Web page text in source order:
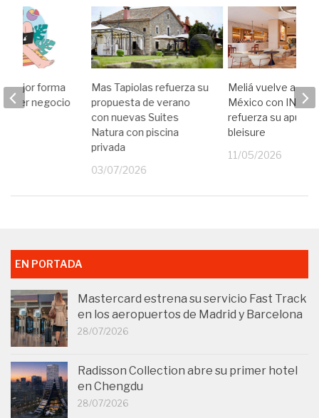
Mas Tapiolas refuerza su
propuesta de verano
con nuevas Suites
Natura con piscina
privada
03/07/2026
Meliá vuelve a
México con
refuerza su
bleisure
11/05/2026
mejor forma
hacer negocio
EN PORTADA
Mastercard estrena su servicio Fast Track
en los aeropuertos de Madrid y Barcelona
28/07/2026
Radisson Collection abre su primer hotel
en Chengdu
28/07/2026